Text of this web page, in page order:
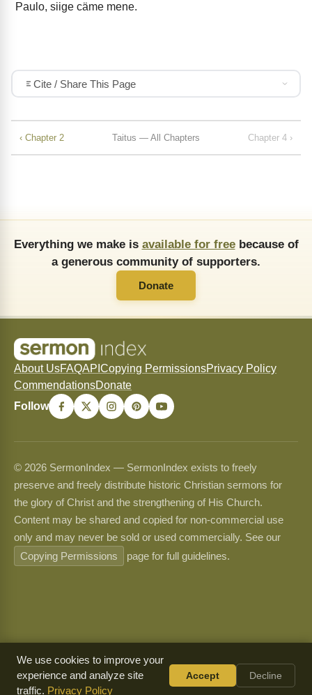
Paulo, siige cäme mene.
Cite / Share This Page
‹ Chapter 2 Taitus — All Chapters Chapter 4 ›
Everything we make is available for freebecause of
a generous community of supporters.
Donate
About UsFAQAPI Copying PermissionsPrivacy Policy
CommendationsDonate
Follow
© 2026 SermonIndex — SermonIndex exists to freely
preserve and freely distribute historic Christian sermons for
the glory of Christ and the strengthening of His Church.
Content may be shared and copied for non-commercial use
only and may never be sold or used commercially. See our
Copying Permissions
page for full guidelines.
We use cookies to improve your
experience and analyze site
traffic. Privacy Policy
Accept Decline